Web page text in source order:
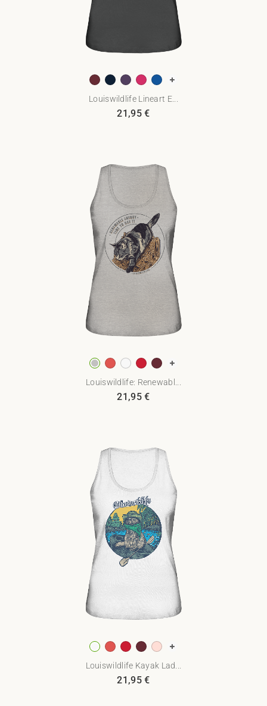
Louiswildlife Lineart E...
21,95€
Louiswildlife: Renewabl...
21,95€
Louiswildlife Kayak Lad...
21,95€